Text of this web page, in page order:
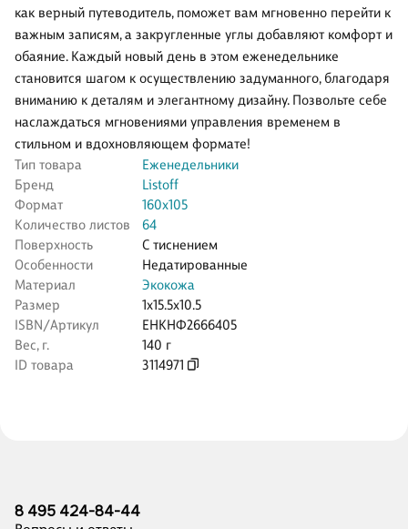
как верный путеводитель, поможет вам мгновенно перейти к
важным записям, а закругленные углы добавляют комфорт и
обаяние. Каждый новый день в этом еженедельнике
становится шагом к осуществлению задуманного, благодаря
вниманию к деталям и элегантному дизайну. Позвольте себе
наслаждаться мгновениями управления временем в
стильном и вдохновляющем формате!
Тип товара
Еженедельники
Бренд
Listoff
Формат
160х105
Количество листов
64
Поверхность
С тиснением
Особенности
Недатированные
Материал
Экокожа
Размер
1x15.5x10.5
ISBN/Артикул
ЕНКНФ2666405
Вес, г.
140 г
ID товара
3114971
8 495 424-84-44